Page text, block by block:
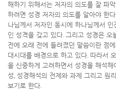
해하기 위해서는 저자의 의도를 잘 파
하려면 성경 저자의 의도를 알아야 한다
나님께서 저자인 동시에 하나님께서
인 성격을 갖고 있다. 그리고 성경은 오
전에 오래 전에 들려졌던 말씀이란 점
대시대를 배경으로 하고 있다. 따라서
을 신중하게 고려하면서 성경을 해석해
성, 성경해석의 전제와 과제 그리고 원
보기로 한다.